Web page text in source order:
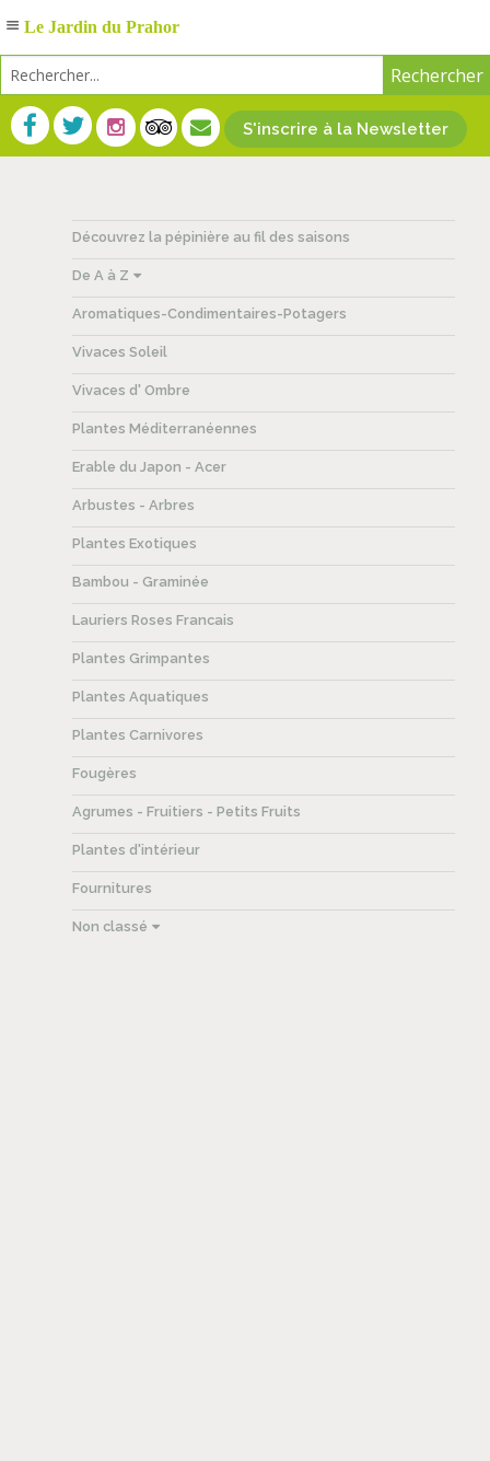
S'inscrire à la Newsletter
Découvrez la pépinière au fil des saisons
De A à Z
Aromatiques-Condimentaires-Potagers
Vivaces Soleil
Vivaces d' Ombre
Plantes Méditerranéennes
Erable du Japon - Acer
Arbustes - Arbres
Plantes Exotiques
Bambou - Graminée
Lauriers Roses Francais
Plantes Grimpantes
Plantes Aquatiques
Plantes Carnivores
Fougères
Agrumes - Fruitiers - Petits Fruits
Plantes d'intérieur
Fournitures
Non classé
Le Jardin du Prahor